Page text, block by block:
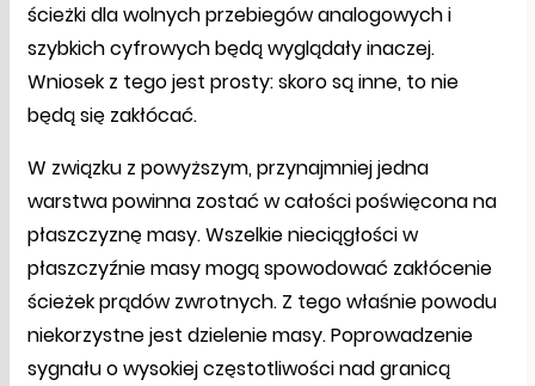
ścieżki dla wolnych przebiegów analogowych i
szybkich cyfrowych będą wyglądały inaczej.
Wniosek z tego jest prosty: skoro są inne, to nie
będą się zakłócać.
W związku z powyższym, przynajmniej jedna
warstwa powinna zostać w całości poświęcona na
płaszczyznę masy. Wszelkie nieciągłości w
płaszczyźnie masy mogą spowodować zakłócenie
ścieżek prądów zwrotnych. Z tego właśnie powodu
niekorzystne jest dzielenie masy. Poprowadzenie
sygnału o wysokiej częstotliwości nad granicą